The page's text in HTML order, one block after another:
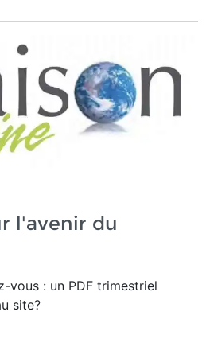
l'avenir du
vous : un PDF trimestriel
site?